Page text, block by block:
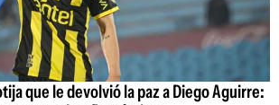
que le devolvió la paz a Diego Aguirre: